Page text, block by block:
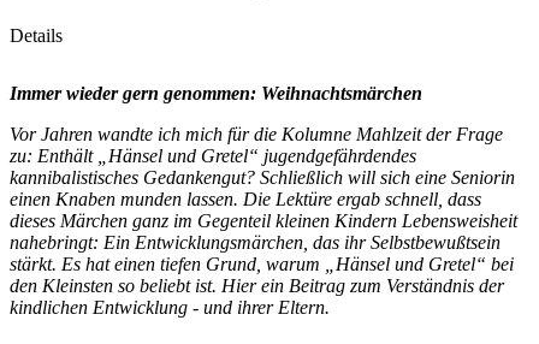
Details
Immer wieder gern genommen: Weihnachtsmärchen
Vor Jahren wandte ich mich für die Kolumne Mahlzeit der Frage
zu: Enthält „Hänsel und Gretel“ jugendgefährdendes
kannibalistisches Gedankengut? Schließlich will sich eine Seniorin
einen Knaben munden lassen. Die Lektüre ergab schnell, dass
dieses Märchen ganz im Gegenteil kleinen Kindern Lebensweisheit
nahebringt: Ein Entwicklungsmärchen, das ihr Selbstbewußtsein
stärkt. Es hat einen tiefen Grund, warum „Hänsel und Gretel“ bei
den Kleinsten so beliebt ist. Hier ein Beitrag zum Verständnis der
kindlichen Entwicklung - und ihrer Eltern.